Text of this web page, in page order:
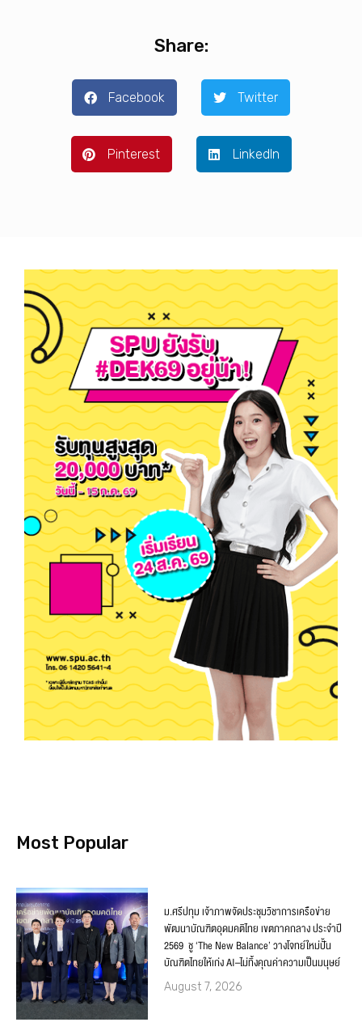
Share:
Facebook Twitter
Pinterest LinkedIn
Most Popular
ม.ศรีปทุม เจ้าภาพจัดประชุมวิชาการเครือข่าย
พัฒนาบัณฑิตอุดมคติไทย เขตภาคกลาง ประจำปี
2569 ชู ‘The New Balance’ วางโจทย์ใหม่ปั้น
บัณฑิตไทยให้เก่ง AI–ไม่ทิ้งคุณค่าความเป็นมนุษย์
August 7, 2026